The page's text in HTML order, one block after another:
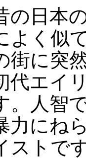
の日本
よく似
街に突
代エイ
。人智
力にね
ストで